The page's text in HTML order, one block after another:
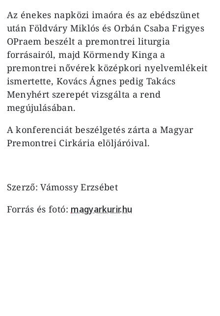
Az énekes napközi imaóra és az ebédszünet
után Földváry Miklós és Orbán Csaba Frigyes
OPraem beszélt a premontrei liturgia
forrásairól, majd Körmendy Kinga a
premontrei nővérek középkori nyelvemlékeit
ismertette, Kovács Ágnes pedig Takács
Menyhért szerepét vizsgálta a rend
megújulásában.
A konferenciát beszélgetés zárta a Magyar
Premontrei Cirkária elöljáróival.
Szerző: Vámossy Erzsébet
Forrás és fotó: magyarkurir.hu